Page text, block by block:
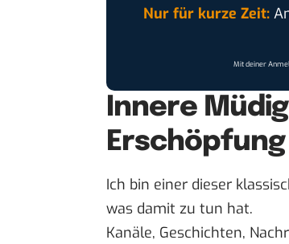
Nur für kurze Zeit:
Mit deiner
Innere
Erschöpfung
Ich bin einer dieser
was damit zu tun hat.
Kanäle, Geschichten,